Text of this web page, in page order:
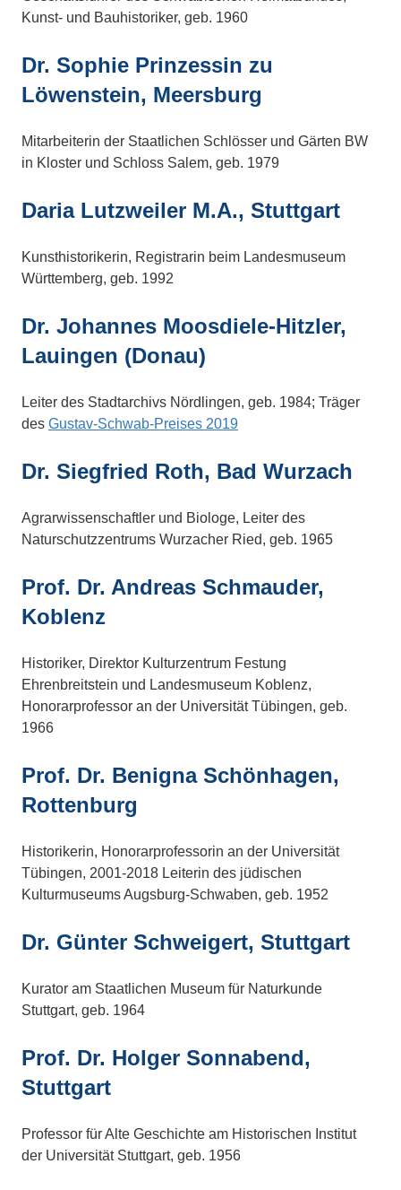
Kunst- und Bauhistoriker, geb. 1960
Dr. Sophie Prinzessin zu
Löwenstein, Meersburg
Mitarbeiterin der Staatlichen Schlösser und Gärten BW
in Kloster und Schloss Salem, geb. 1979
Daria Lutzweiler M.A., Stuttgart
Kunsthistorikerin, Registrarin beim Landesmuseum
Württemberg, geb. 1992
Dr. Johannes Moosdiele-Hitzler,
Lauingen (Donau)
Leiter des Stadtarchivs Nördlingen, geb. 1984; Träger
des Gustav-Schwab-Preises 2019
Dr. Siegfried Roth, Bad Wurzach
Agrarwissenschaftler und Biologe, Leiter des
Naturschutzzentrums Wurzacher Ried, geb. 1965
Prof. Dr. Andreas Schmauder,
Koblenz
Historiker, Direktor Kulturzentrum Festung
Ehrenbreitstein und Landesmuseum Koblenz,
Honorarprofessor an der Universität Tübingen, geb.
1966
Prof. Dr. Benigna Schönhagen,
Rottenburg
Historikerin, Honorarprofessorin an der Universität
Tübingen, 2001-2018 Leiterin des jüdischen
Kulturmuseums Augsburg-Schwaben, geb. 1952
Dr. Günter Schweigert, Stuttgart
Kurator am Staatlichen Museum für Naturkunde
Stuttgart, geb. 1964
Prof. Dr. Holger Sonnabend,
Stuttgart
Professor für Alte Geschichte am Historischen Institut
der Universität Stuttgart, geb. 1956